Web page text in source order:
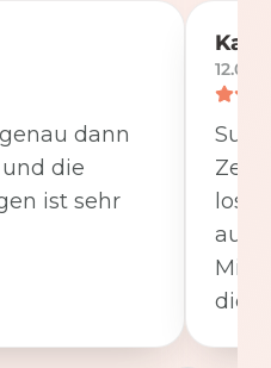
dann
die
ist sehr
Zeit
die